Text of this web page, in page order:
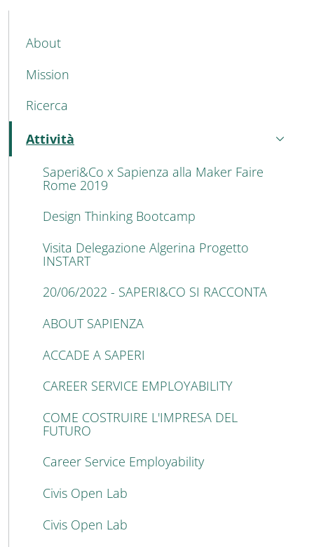
MAIN NAVIGATION
About
Mission
Ricerca
Attività
Active
Saperi&Co x Sapienza alla Maker Faire
Rome 2019
Design Thinking Bootcamp
Visita Delegazione Algerina Progetto
INSTART
20/06/2022 - SAPERI&CO SI RACCONTA
ABOUT SAPIENZA
ACCADE A SAPERI
CAREER SERVICE EMPLOYABILITY
COME COSTRUIRE L'IMPRESA DEL
FUTURO
Career Service Employability
Civis Open Lab
Civis Open Lab